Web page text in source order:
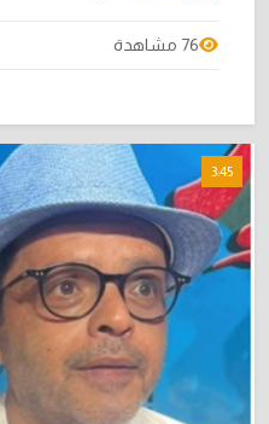
76 مشاهدة
3:45